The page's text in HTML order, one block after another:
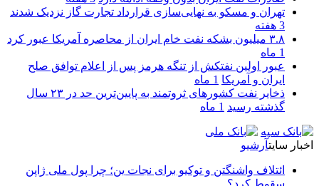
تهران و مسکو به نهایی‌سازی قرارداد تجارت گاز نزدیک شدند
3 هفته
۳.۸ میلیون بشکه نفت خام ایران از محاصره آمریکا عبور کرد
1 ماه
عبور اولین نفتکش از تنگه هرمز پس از اعلام توافق صلح
ایران و آمریکا 1 ماه
ذخایر نفت کشورهای ثروتمند به پایین‌ترین حد در ۲۳ سال
گذشته رسید 1 ماه
اخبار سایتآرشیو
ائتلاف واشنگتن و توکیو برای نجات ین؛ چرا پول ملی ژاپن
سقوط کرد؟